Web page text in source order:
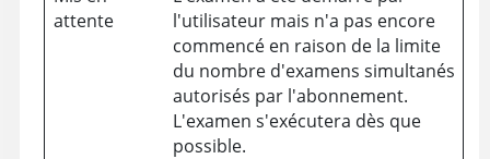
attente
l'utilisateur mais n'a pas encore
commencé en raison de la limite
du nombre d'examens simultanés
autorisés par l'abonnement.
L'examen s'exécutera dès que
possible.